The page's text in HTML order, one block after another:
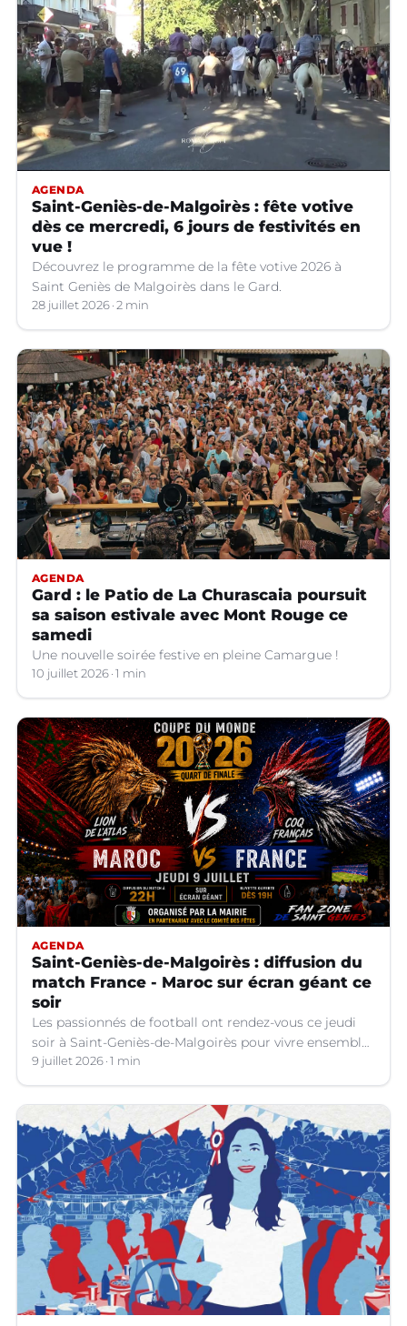
AGENDA
Saint-Geniès-de-Malgoirès : fête votive
dès ce mercredi, 6 jours de festivités en
vue !
Découvrez le programme de la fête votive 2026 à
Saint Geniès de Malgoirès dans le Gard.
28 juillet 2026 2 min
AGENDA
Gard : le Patio de La Churascaia poursuit
sa saison estivale avec Mont Rouge ce
samedi
Une nouvelle soirée festive en pleine Camargue !
10 juillet 2026 1 min
AGENDA
Saint-Geniès-de-Malgoirès : diffusion du
match France - Maroc sur écran géant ce
soir
Les passionnés de football ont rendez-vous ce jeudi
soir à Saint-Geniès-de-Malgoirès pour vivre ensemble
l'un des temps forts de la Coupe du Monde 2026.
9 juillet 2026 1 min